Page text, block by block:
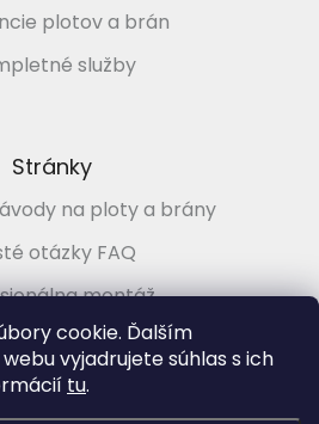
cookie. Ďalším
vyjadrujete súhlas s ich
tu.
plotov a brán
služby
Stránky
na ploty a brány
otázky FAQ
montáž
zadarmo